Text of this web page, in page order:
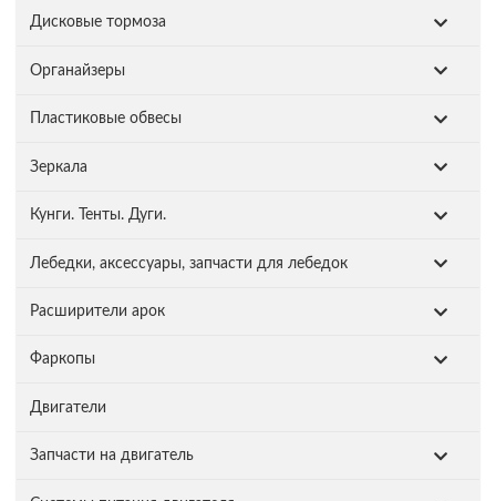
Дисковые тормоза
Органайзеры
Пластиковые обвесы
Зеркала
Кунги. Тенты. Дуги.
Лебедки, аксессуары, запчасти для лебедок
Расширители арок
Фаркопы
Двигатели
Запчасти на двигатель